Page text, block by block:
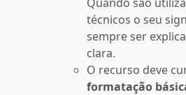
técnicos o seu
sempre ser
clara.
O recurso deve
formatação